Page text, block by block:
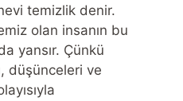
temizlik denir.
olan insanın bu
yansır. Çünkü
düşünceleri ve